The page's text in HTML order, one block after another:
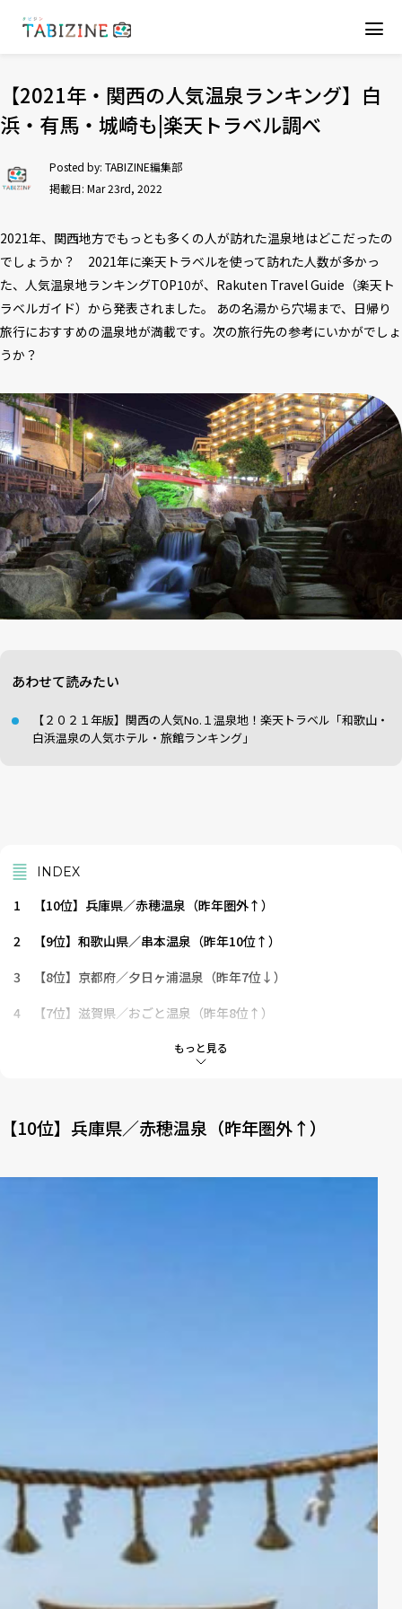
【2021年・関西の人気温泉ランキング】白
浜・有馬・城崎も|楽天トラベル調べ
Posted by: TABIZINE編集部
掲載日: Mar 23rd, 2022
2021年、関西地方でもっとも多くの人が訪れた温泉地はどこだったの
でしょうか？ 2021年に楽天トラベルを使って訪れた人数が多かっ
た、人気温泉地ランキングTOP10が、Rakuten Travel Guide（楽天ト
ラベルガイド）から発表されました。 あの名湯から穴場まで、日帰り
旅行におすすめの温泉地が満載です。次の旅行先の参考にいかがでしょ
うか？
あわせて読みたい
【２０２１年版】関西の人気No.１温泉地！楽天トラベル「和歌山・
白浜温泉の人気ホテル・旅館ランキング」
もっと見る
INDEX
1
【10位】兵庫県／赤穂温泉（昨年圏外↑）
2
【9位】和歌山県／串本温泉（昨年10位↑）
3
【8位】京都府／夕日ヶ浦温泉（昨年7位↓）
4
【7位】滋賀県／おごと温泉（昨年8位↑）
【6位】兵庫県／南淡路温泉（昨年5位↓）
7
【4位】兵庫県／城崎温泉（昨年3位↓）
【10位】兵庫県／赤穂温泉（昨年圏外↑）